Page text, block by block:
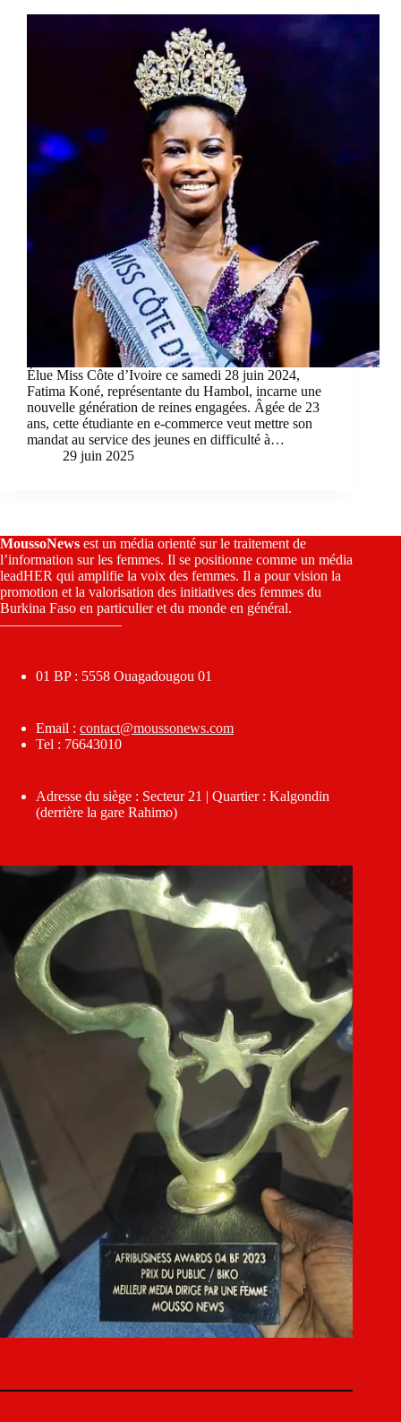
Élue Miss Côte d’Ivoire ce samedi 28 juin 2024,
Fatima Koné, représentante du Hambol, incarne une
nouvelle génération de reines engagées. Âgée de 23
ans, cette étudiante en e-commerce veut mettre son
mandat au service des jeunes en difficulté à…
29 juin 2025
MoussoNews est un média orienté sur le traitement de
l’information sur les femmes. Il se positionne comme un média
leadHER qui amplifie la voix des femmes. Il a pour vision la
promotion et la valorisation des initiatives des femmes du
Burkina Faso en particulier et du monde en général.
————————–
01 BP : 5558 Ouagadougou 01
Email : contact@moussonews.com
Tel : 76643010
Adresse du siège : Secteur 21 | Quartier : Kalgondin
(derrière la gare Rahimo)